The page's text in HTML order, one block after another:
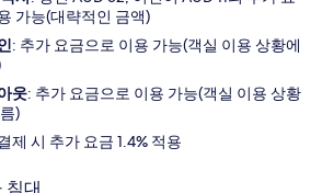
가능(대략적인 금액)
: 추가 요금으로 이용 가능(객실 이용 상황에
웃: 추가 요금으로 이용 가능(객실 이용 상황
)
제 시 추가 요금 1.4% 적용
침대